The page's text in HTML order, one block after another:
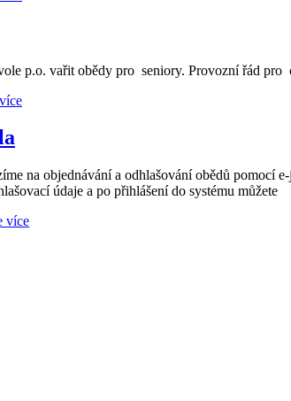
p.o. vařit obědy pro seniory. Provozní řád
na objednávání a odhlašování obědů
údaje a po přihlášení do systému můžete
více